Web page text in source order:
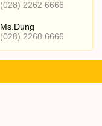
(028) 2262 6666
Ms.Dung
(028) 2268 6666